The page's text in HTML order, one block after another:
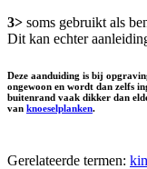
3> soms gebruikt als
Dit kan echter
Deze aanduiding is bij
ongewoon en wordt dan zelfs
buitenrand vaak dikker dan
van knoeselplanken.
Gerelateerde termen: